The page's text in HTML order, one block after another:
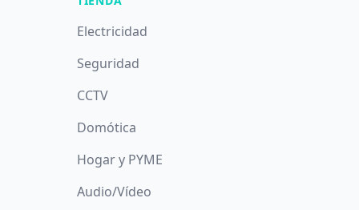
Electricidad
Seguridad
CCTV
Domótica
Hogar y PYME
Audio/Vídeo